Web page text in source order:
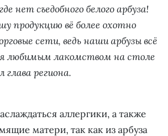
нет съедобного белого арбуза!
продукцию вё более охотно
сети, ведь наши арбузы всё
любимым лакомством на столе
глава региона.
аллергики, а также
матери, так как из арбуза